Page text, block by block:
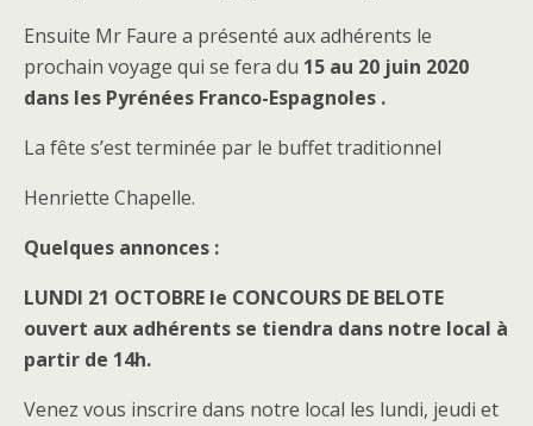
Ensuite Mr Faure a présenté aux adhérents le
prochain voyage qui se fera du 15 au 20 juin 2020
dans les Pyrénées Franco-Espagnoles .
La fête s’est terminée par le buffet traditionnel
Henriette Chapelle.
Quelques annonces :
LUNDI 21 OCTOBRE le CONCOURS DE BELOTE
ouvert aux adhérents se tiendra dans notre local à
partir de 14h.
Venez vous inscrire dans notre local les lundi, jeudi et